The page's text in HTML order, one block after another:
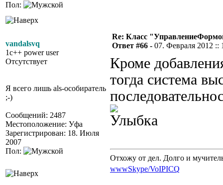
Пол:
vandalsvq
1c++ power user
Отсутствует
Я всего лишь als-особиратель
;-)
Сообщений: 2487
Местоположение: Уфа
Зарегистрирован: 18. Июля
2007
Пол:
Re: Класс
Ответ #66 - 07. Февраля 2012 ::
Кроме
тогда система
Отхожу от дел. Долго и
wwwSkype/VoIPICQ